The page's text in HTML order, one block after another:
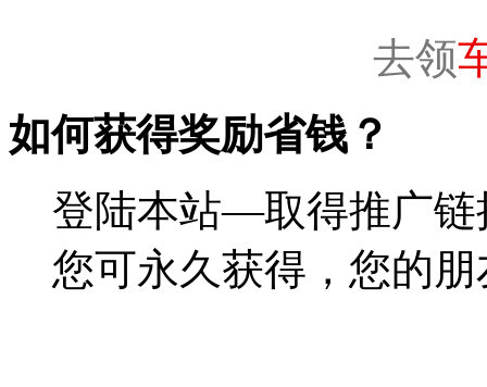
去领
如何获得奖励省钱？
登陆本站—取得推广
您可永久获得，您的